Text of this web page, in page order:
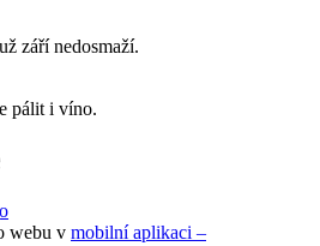
září nedosmaží.
pálit i víno.
webu v mobilní aplikaci –